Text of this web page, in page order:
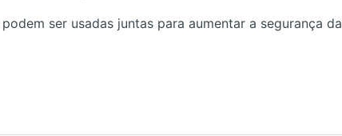
ser usadas juntas para aumentar a segurança da